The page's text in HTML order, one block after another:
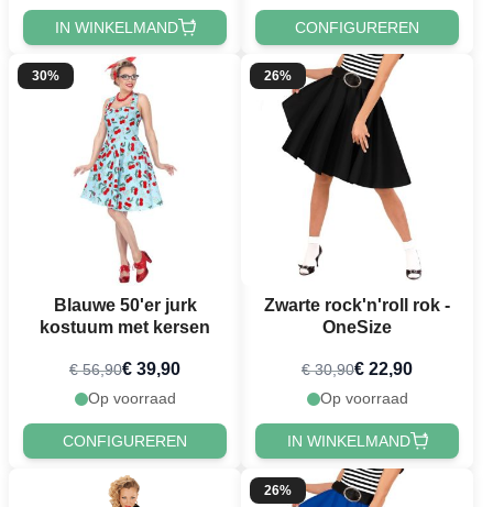
IN WINKELMAND CONFIGUREREN
30%
Blauwe 50'er jurk
kostuum met kersen
€ 56,90€ 39,90
Op voorraad
CONFIGUREREN
26%
Zwarte rock'n'roll rok -
OneSize
€ 30,90€ 22,90
Op voorraad
IN WINKELMAND
26%